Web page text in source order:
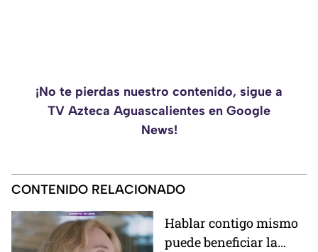
¡No te pierdas nuestro contenido, sigue a
TV Azteca Aguascalientes en Google
News!
CONTENIDO RELACIONADO
Hablar contigo mismo
puede beneficiar la